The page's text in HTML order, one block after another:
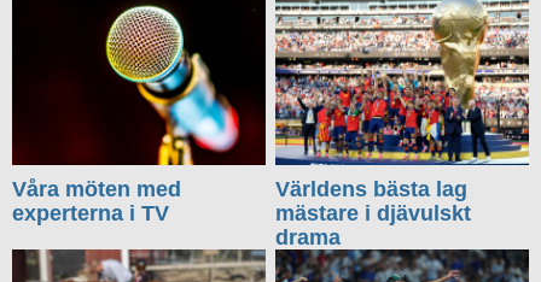
Våra möten med
experterna i TV
Världens bästa lag
mästare i djävulskt
drama